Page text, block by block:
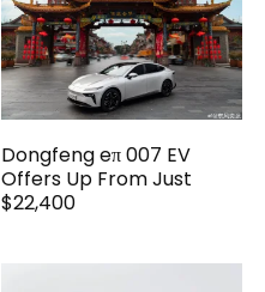
Dongfeng eπ 007 EV
Offers Up From Just
$22,400